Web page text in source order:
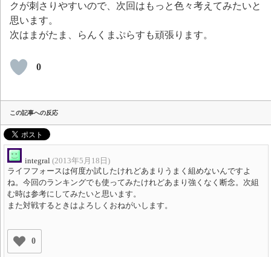
クが刺さりやすいので、次回はもっと色々考えてみたいと
思います。
次はまがたま、らんくまぷらすも頑張ります。
0
この記事への反応
integral (2013年5月18日)
ライフフォースは何度か試したけれどあまりうまく組めないんですよ
ね。今回のランキングでも使ってみたけれどあまり強くなく断念。次組
む時は参考にしてみたいと思います。
また対戦するときはよろしくおねがいします。
0